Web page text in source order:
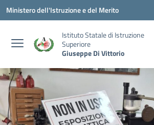
Vai ai contenuti
Vai al menu di navigazione
Vai al footer
Ministero dell'Istruzione e del Merito
Istituto Statale di Istruzione
Superiore
Giuseppe Di Vittorio